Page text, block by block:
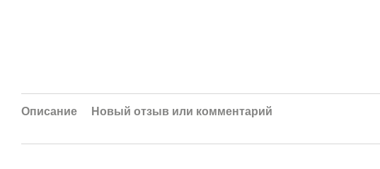
Описание Новый отзыв или комментарий